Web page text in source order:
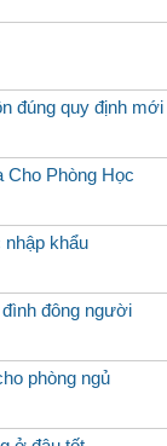
đúng quy định mới
Cho Phòng Học
khẩu
đông người
phòng ngủ